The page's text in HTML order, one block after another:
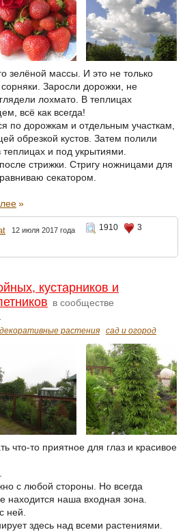
зелёной массы. И это не только
Заросли дорожки, не
лохмато. В теплицах
всё как всегда!
по дорожкам и отдельным участкам,
обрезкой кустов. Затем полили
и под укрытиями.
стрижки. Стригу ножницами для
секатором.
»
12 июля 2017 года 1910
3
кустарников и
в сообществе
декоративные растения сад и огород
что-то приятное для глаз и красивое
с любой стороны. Но всегда
находится наша входная зона.
ней.
здесь над всеми растениями.